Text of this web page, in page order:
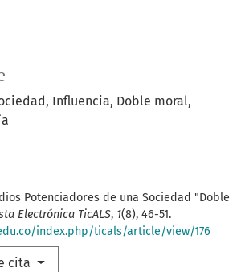
Influencia Doble moral
Potenciadores de una Sociedad "Doble
Electrónica TicALS, 1(8), 46-51.
index.php/ticals/article/view/176
cita